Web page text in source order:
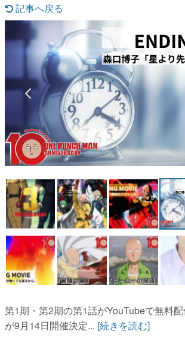
なんでゲームは面白い？
ゲーム開発者・hamatsu氏がゲーム
具体的な形から解き明かしていく、
です。
ゲームが変えた日本語
「経験値」「裏技」「ラスボス」…
の起源や用法の変遷を、コンピュー
イニーP氏が徹底調査。
カテゴリ
マンガ
女性向け
アプリレビュー
その他
運営：株式会社マレ
記事へ戻る
第1期・第2期の第1話がYouTubeで無料
が9月14日開催決定... [続きを読む]